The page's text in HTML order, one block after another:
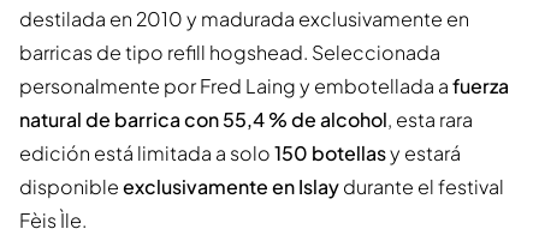
destilada en 2010 y madurada exclusivamente en
barricas de tipo refill hogshead. Seleccionada
personalmente por Fred Laing y embotellada afuerza
natural de barrica con 55,4 % de alcohol, esta rara
edición está limitada a solo150 botellasy estará
disponibleexclusivamente en Islaydurante el festival
Fèis Ìle.